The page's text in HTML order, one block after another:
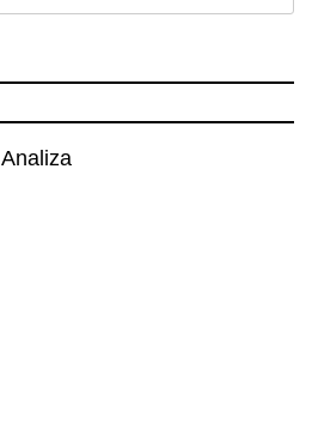
Analiza